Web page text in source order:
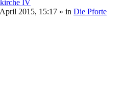
IV
2015, 15:17 » in Die Pforte